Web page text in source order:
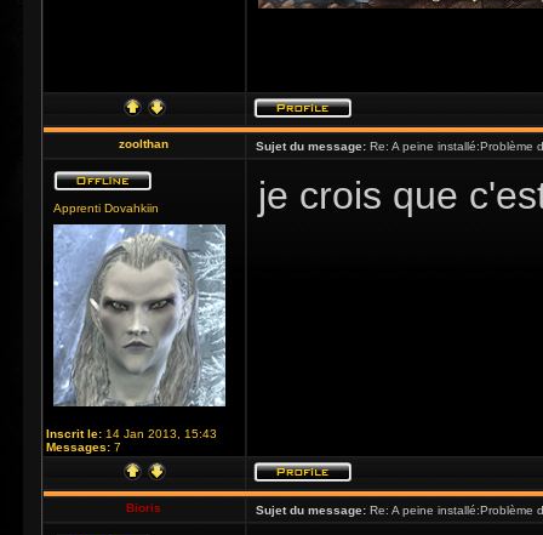
zoolthan Sujet du message: Re: A peine installé:Problème
Apprenti Dovahkiin
Inscrit le: 14 Jan 2013, 15:43
Messages: 7
je crois que
Bioris Sujet du message: Re: A peine installé:Problème